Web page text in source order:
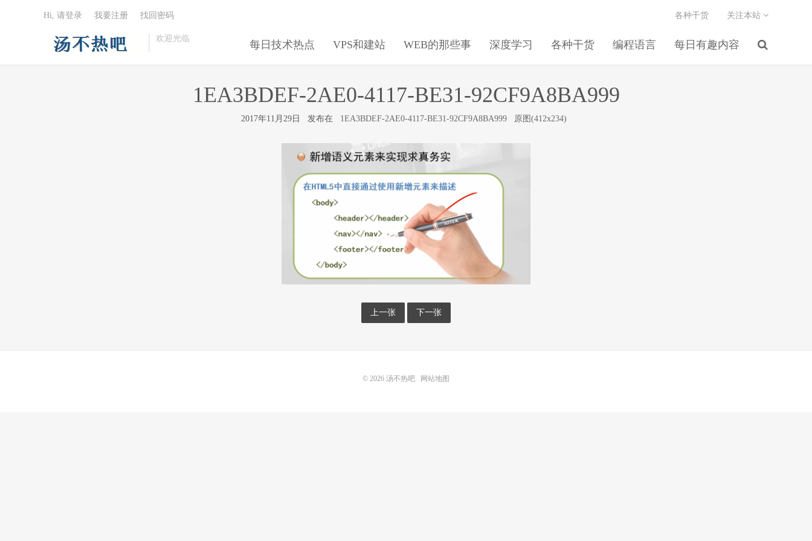
欢迎光临
每日技术热点 VPS和建站 WEB的那些事 深度学习 各种干货 编程语言 每日有趣内容
各种干货 关注本站
Hi, 请登录 我要注册 找回密码
1EA3BDEF-2AE0-4117-BE31-92CF9A8BA999
2017年11月29日 发布在 1EA3BDEF-2AE0-4117-BE31-92CF9A8BA999 原图(412x234)
上一张 下一张
© 2026 汤不热吧 网站地图